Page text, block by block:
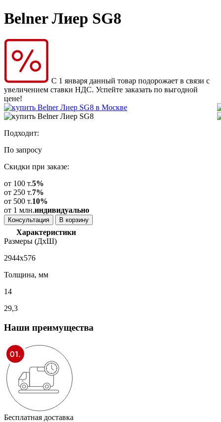
Belner Лиер SG8
С 1 января данный товар подорожает в связи с
увеличением ставки НДС. Успейте заказать по выгодной
цене!
Подходит:
По запросу
Скидки при заказе:
от 100 т.5%
от 250 т.7%
от 500 т.10%
от 1 млн.индивидуально
Консультация В корзину
Характеристики
Размеры (ДхШ)
2944x576
Толщина, мм
14
29,3
Наши преимущества
Бесплатная доставка